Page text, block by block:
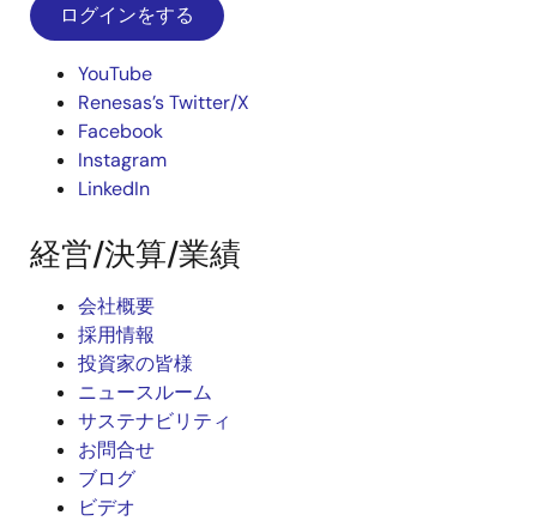
ログインをする
YouTube
Renesas’s Twitter/X
Facebook
Instagram
LinkedIn
経営/決算/業績
会社概要
採用情報
投資家の皆様
ニュースルーム
サステナビリティ
お問合せ
ブログ
ビデオ